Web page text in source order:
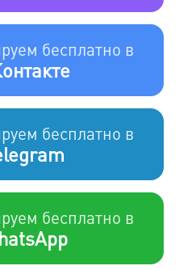
бесплатно в
бесплатно в
бесплатно в